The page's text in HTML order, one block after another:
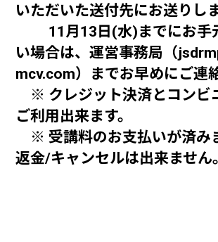
いただいた送付先にお送りしま
11月13日(水)までにお手
い場合は、運営事務局（
mcv.com）までお早めにご連
※ クレジット決済とコンビ
ご利用出来ます。
※ 受講料のお支払いが済み
返金/キャンセルは出来ません